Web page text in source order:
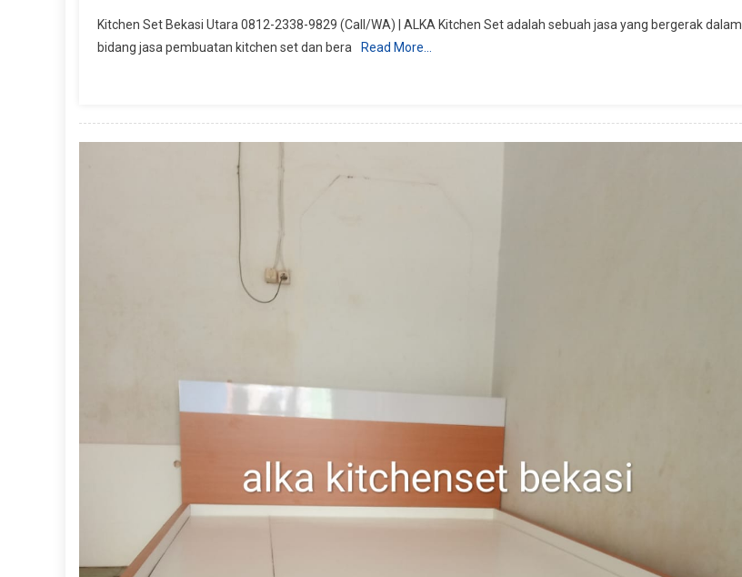
Kitchen Set Bekasi Utara 0812-2338-9829 (Call/WA) | ALKA Kitchen Set adalah sebuah jasa yang bergerak dalam
bidang jasa pembuatan kitchen set dan bera
Read More…